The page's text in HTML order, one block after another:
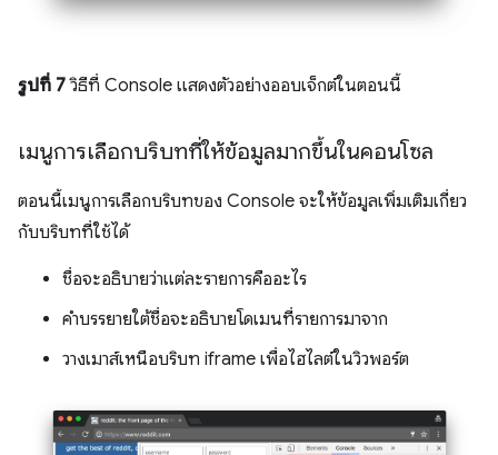
รูปที่ 7วิธีที่ Console แสดงตัวอย่างออบเจ็กต์ในตอนนี้
เมนูการเลือกบริบทที่ให้ข้อมูลมากขึ้นในคอนโซล
ตอนนี้เมนูการเลือกบริบทของ Console จะให้ข้อมูลเพิ่มเติมเกี่ยว
กับบริบทที่ใช้ได้
ชื่อจะอธิบายว่าแต่ละรายการคืออะไร
คำบรรยายใต้ชื่อจะอธิบายโดเมนที่รายการมาจาก
วางเมาส์เหนือบริบท iframe เพื่อไฮไลต์ในวิวพอร์ต